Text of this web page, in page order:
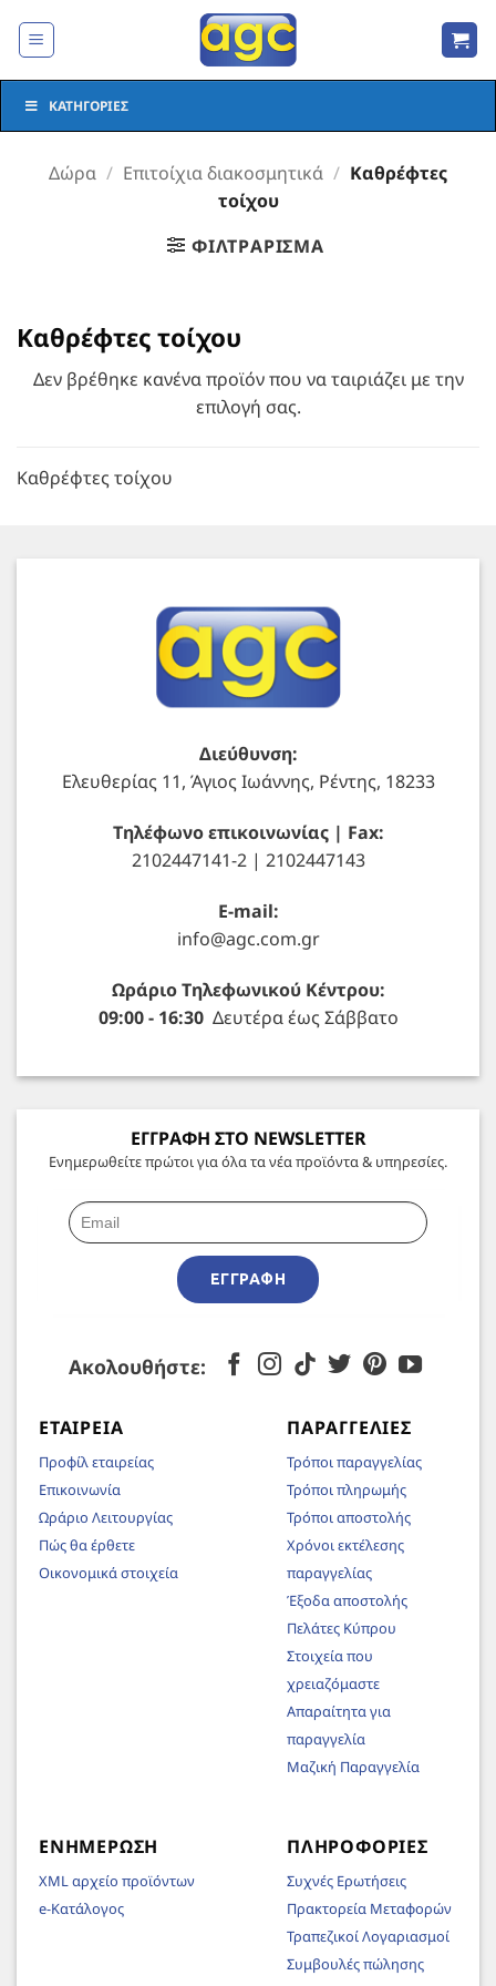
στο
ΚΑΤΗΓΟΡΊΕΣ
Δώρα / Επιτοίχια διακοσμητικά / Καθρέφτες
τοίχου
ΦΙΛΤΡΆΡΙΣΜΑ
Καθρέφτες τοίχου
Δεν βρέθηκε κανένα προϊόν που να ταιριάζει με την
επιλογή σας.
Καθρέφτες τοίχου
Διεύθυνση:
Ελευθερίας 11, Άγιος Ιωάννης, Ρέντης, 18233
Τηλέφωνο επικοινωνίας | Fax:
2102447141-2 | 2102447143
E-mail:
info@agc.com.gr
Ωράριο Τηλεφωνικού Κέντρου:
09:00 - 16:30Δευτέρα έως Σάββατο
ΕΓΓΡΑΦΗ ΣΤΟ NEWSLETTER
Ενημερωθείτε πρώτοι για όλα τα νέα προϊόντα & υπηρεσίες.
ΕΓΓΡΑΦΉ
Ακολουθήστε:
ΕΤΑΙΡΕΊΑ
Προφίλ εταιρείας
Επικοινωνία
Ωράριο Λειτουργίας
Πώς θα έρθετε
Οικονομικά στοιχεία
ΠΑΡΑΓΓΕΛΊΕΣ
Τρόποι παραγγελίας
Τρόποι πληρωμής
Τρόποι αποστολής
Χρόνοι εκτέλεσης
παραγγελίας
Έξοδα αποστολής
Πελάτες Κύπρου
Στοιχεία που
χρειαζόμαστε
Απαραίτητα για
παραγγελία
Μαζική Παραγγελία
ΕΝΗΜΈΡΩΣΗ
XML αρχείο προϊόντων
e-Κατάλογος
ΠΛΗΡΟΦΟΡΊΕΣ
Συχνές Ερωτήσεις
Πρακτορεία Μεταφορών
Τραπεζικοί Λογαριασμοί
Συμβουλές πώλησης